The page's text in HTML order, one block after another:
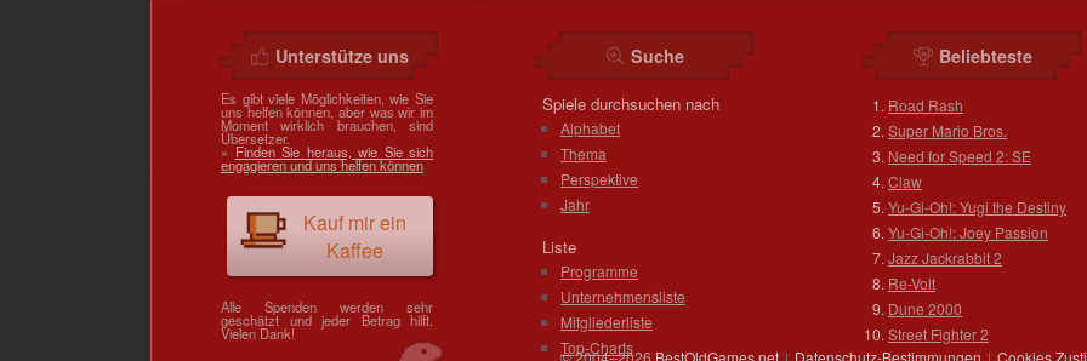
Unterstütze uns
Es gibt viele Möglichkeiten, wie Sie
uns helfen können, aber was wir im
Moment wirklich brauchen, sind
Übersetzer.
» Finden Sie heraus, wie Sie sich
engagieren und uns helfen können
Kauf mir ein
Kaffee
Alle Spenden werden sehr
geschätzt und jeder Betrag hilft.
Vielen Dank!
Suche
Spiele durchsuchen nach
Alphabet
Thema
Perspektive
Jahr
Liste
Programme
Unternehmensliste
Mitgliederliste
Top-Charts
Beliebteste
Road Rash
Super Mario Bros.
Need for Speed 2: SE
Claw
Yu-Gi-Oh!: Yugi the Destiny
Yu-Gi-Oh!: Joey Passion
Jazz Jackrabbit 2
Re-Volt
Dune 2000
Street Fighter 2
© 2004–2026 BestOldGames.net | Datenschutz-Bestimmungen | Cookies